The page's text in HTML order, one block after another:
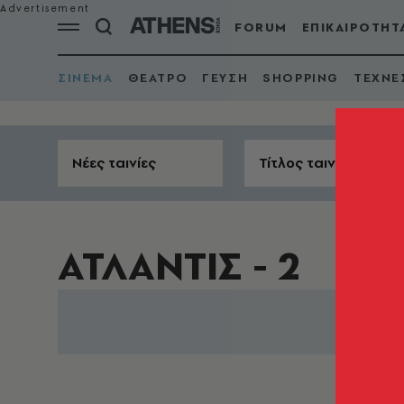
FORUM
ΣΙΝΕΜΑ ΘΕΑΤΡΟ ΓΕΥΣΗ SHOPPING
Νέες ταινίες Τίτλος ταινίας
ΑΤΛΑΝΤΙΣ - 2